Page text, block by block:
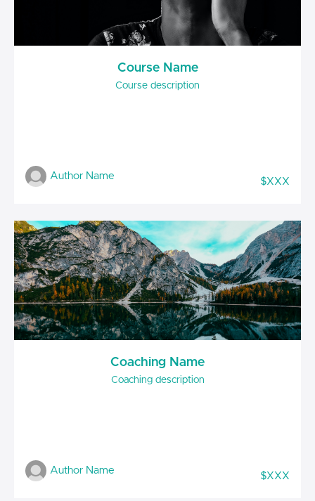
Course Name
Course description
Author Name
$XXX
Coaching Name
Coaching description
Author Name
$XXX